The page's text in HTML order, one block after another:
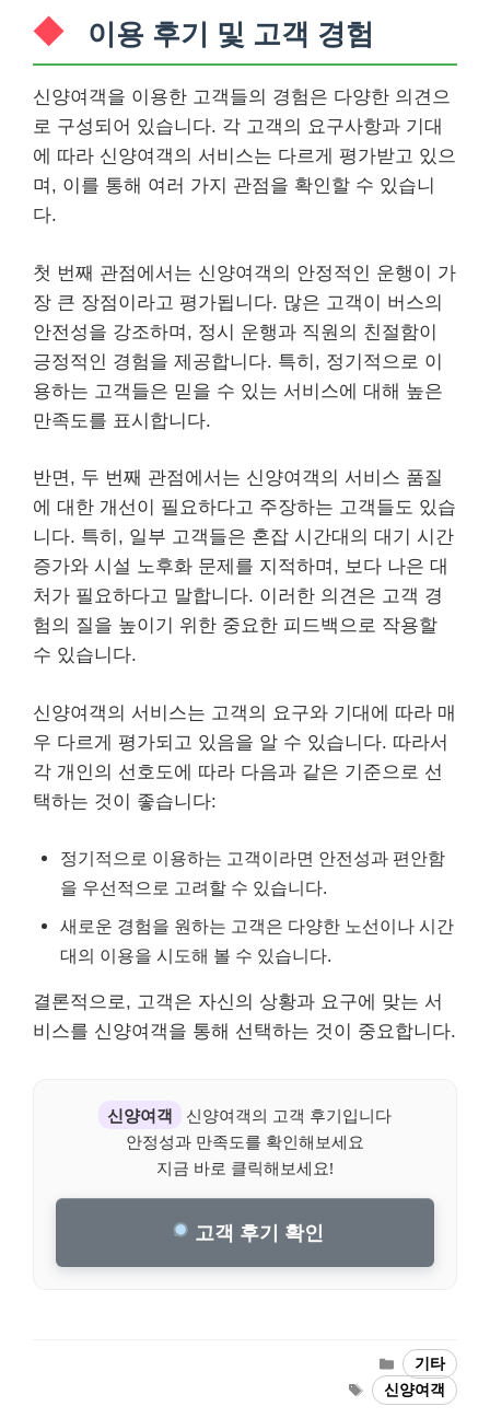
이용 후기 및 고객 경험
신양여객을 이용한 고객들의 경험은 다양한 의견으
로 구성되어 있습니다. 각 고객의 요구사항과 기대
에 따라 신양여객의 서비스는 다르게 평가받고 있으
며, 이를 통해 여러 가지 관점을 확인할 수 있습니
다.
첫 번째 관점에서는 신양여객의 안정적인 운행이 가
장 큰 장점이라고 평가됩니다. 많은 고객이 버스의
안전성을 강조하며, 정시 운행과 직원의 친절함이
긍정적인 경험을 제공합니다. 특히, 정기적으로 이
용하는 고객들은 믿을 수 있는 서비스에 대해 높은
만족도를 표시합니다.
반면, 두 번째 관점에서는 신양여객의 서비스 품질
에 대한 개선이 필요하다고 주장하는 고객들도 있습
니다. 특히, 일부 고객들은 혼잡 시간대의 대기 시간
증가와 시설 노후화 문제를 지적하며, 보다 나은 대
처가 필요하다고 말합니다. 이러한 의견은 고객 경
험의 질을 높이기 위한 중요한 피드백으로 작용할
수 있습니다.
신양여객의 서비스는 고객의 요구와 기대에 따라 매
우 다르게 평가되고 있음을 알 수 있습니다. 따라서
각 개인의 선호도에 따라 다음과 같은 기준으로 선
택하는 것이 좋습니다:
정기적으로 이용하는 고객이라면 안전성과 편안함
을 우선적으로 고려할 수 있습니다.
새로운 경험을 원하는 고객은 다양한 노선이나 시간
대의 이용을 시도해 볼 수 있습니다.
결론적으로, 고객은 자신의 상황과 요구에 맞는 서
비스를 신양여객을 통해 선택하는 것이 중요합니다.
신양여객
신양여객의 고객 후기입니다
안정성과 만족도를 확인해보세요
지금 바로 클릭해보세요!
고객 후기 확인
Categories
기타
Tags
신양여객